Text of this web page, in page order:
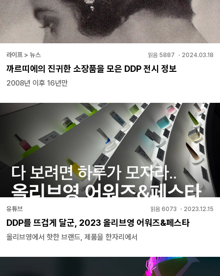
라이프 > 뉴스 읽음 5887 ・ 2024.03.18
까르띠에의 진귀한 소장품을 모은 DDP 전시 정보
2008년 이후 16년만
유튜브 읽음 6073 ・ 2023.12.15
DDP를 뜨겁게 달군, 2023 올리브영 어워즈&페스타
올리브영에서 핫한 브랜드, 제품을 한자리에서